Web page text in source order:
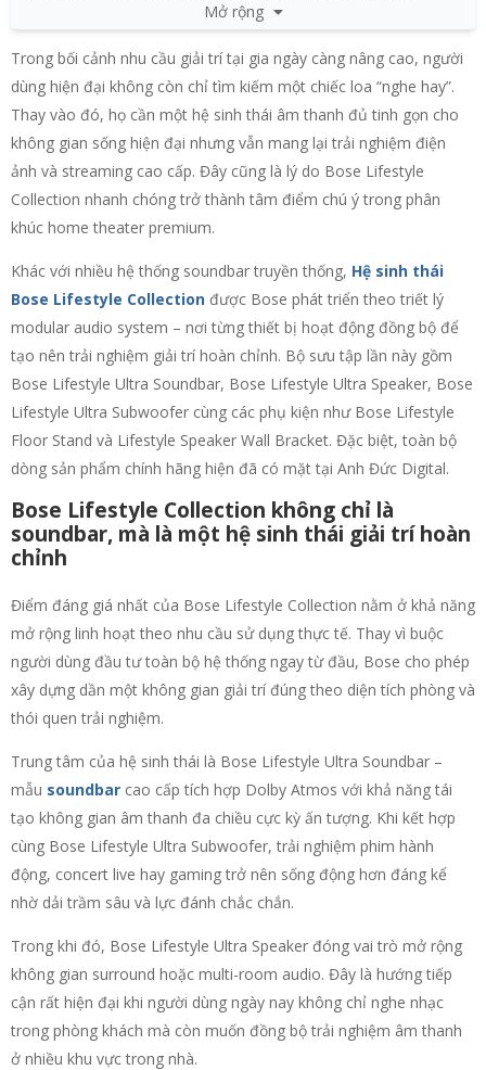
Có nên đầu tư Bose Lifestyle Collection ở thời điểm
Mở rộng
Trong bối cảnh nhu cầu giải trí tại gia ngày càng nâng cao, người
dùng hiện đại không còn chỉ tìm kiếm một chiếc loa “nghe hay”.
Thay vào đó, họ cần một hệ sinh thái âm thanh đủ tinh gọn cho
không gian sống hiện đại nhưng vẫn mang lại trải nghiệm điện
ảnh và streaming cao cấp. Đây cũng là lý do Bose Lifestyle
Collection nhanh chóng trở thành tâm điểm chú ý trong phân
khúc home theater premium.
Khác với nhiều hệ thống soundbar truyền thống, Hệ sinh thái
Bose Lifestyle Collection được Bose phát triển theo triết lý
modular audio system – nơi từng thiết bị hoạt động đồng bộ để
tạo nên trải nghiệm giải trí hoàn chỉnh. Bộ sưu tập lần này gồm
Bose Lifestyle Ultra Soundbar, Bose Lifestyle Ultra Speaker, Bose
Lifestyle Ultra Subwoofer cùng các phụ kiện như Bose Lifestyle
Floor Stand và Lifestyle Speaker Wall Bracket. Đặc biệt, toàn bộ
dòng sản phẩm chính hãng hiện đã có mặt tại Anh Đức Digital.
Bose Lifestyle Collection không chỉ là
soundbar, mà là một hệ sinh thái giải trí hoàn
chỉnh
Điểm đáng giá nhất của Bose Lifestyle Collection nằm ở khả năng
mở rộng linh hoạt theo nhu cầu sử dụng thực tế. Thay vì buộc
người dùng đầu tư toàn bộ hệ thống ngay từ đầu, Bose cho phép
xây dựng dần một không gian giải trí đúng theo diện tích phòng và
thói quen trải nghiệm.
Trung tâm của hệ sinh thái là Bose Lifestyle Ultra Soundbar –
mẫu soundbar cao cấp tích hợp Dolby Atmos với khả năng tái
tạo không gian âm thanh đa chiều cực kỳ ấn tượng. Khi kết hợp
cùng Bose Lifestyle Ultra Subwoofer, trải nghiệm phim hành
động, concert live hay gaming trở nên sống động hơn đáng kể
nhờ dải trầm sâu và lực đánh chắc chắn.
Trong khi đó, Bose Lifestyle Ultra Speaker đóng vai trò mở rộng
không gian surround hoặc multi-room audio. Đây là hướng tiếp
cận rất hiện đại khi người dùng ngày nay không chỉ nghe nhạc
trong phòng khách mà còn muốn đồng bộ trải nghiệm âm thanh
ở nhiều khu vực trong nhà.